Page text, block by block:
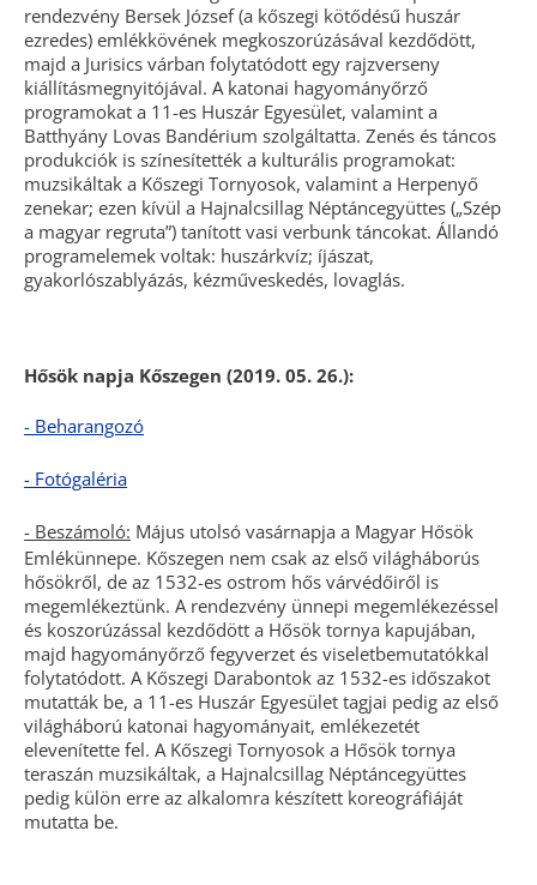
rendezvény Bersek József (a kőszegi kötődésű huszár
ezredes) emlékkövének megkoszorúzásával kezdődött,
majd a Jurisics várban folytatódott egy rajzverseny
kiállításmegnyitójával. A katonai hagyományőrző
programokat a 11-es Huszár Egyesület, valamint a
Batthyány Lovas Bandérium szolgáltatta. Zenés és táncos
produkciók is színesítették a kulturális programokat:
muzsikáltak a Kőszegi Tornyosok, valamint a Herpenyő
zenekar; ezen kívül a Hajnalcsillag Néptáncegyüttes („Szép
a magyar regruta”) tanított vasi verbunk táncokat. Állandó
programelemek voltak: huszárkvíz; íjászat,
gyakorlószablyázás, kézműveskedés, lovaglás.
Hősök napja Kőszegen (2019. 05. 26.):
- Beharangozó
- Fotógaléria
- Beszámoló: Május utolsó vasárnapja a Magyar Hősök
Emlékünnepe. Kőszegen nem csak az első világháborús
hősökről, de az 1532-es ostrom hős várvédőiről is
megemlékeztünk. A rendezvény ünnepi megemlékezéssel
és koszorúzással kezdődött a Hősök tornya kapujában,
majd hagyományőrző fegyverzet és viseletbemutatókkal
folytatódott. A Kőszegi Darabontok az 1532-es időszakot
mutatták be, a 11-es Huszár Egyesület tagjai pedig az első
világháború katonai hagyományait, emlékezetét
elevenítette fel. A Kőszegi Tornyosok a Hősök tornya
teraszán muzsikáltak, a Hajnalcsillag Néptáncegyüttes
pedig külön erre az alkalomra készített koreográfiáját
mutatta be.